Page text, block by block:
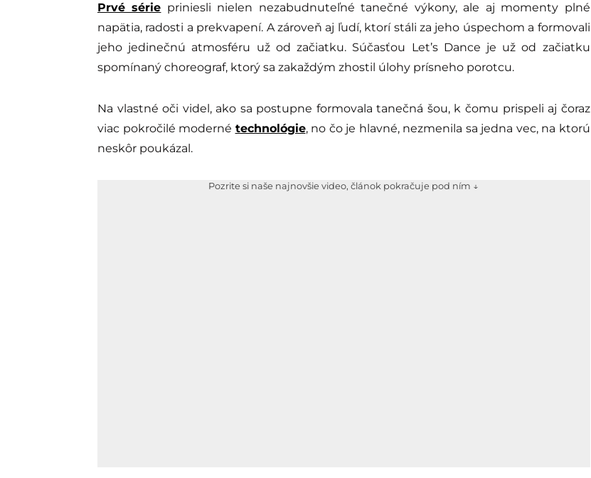
Prvé série priniesli nielen nezabudnuteľné tanečné výkony, ale aj momenty plné
napätia, radosti a prekvapení. A zároveň aj ľudí, ktorí stáli za jeho úspechom a formovali
jeho jedinečnú atmosféru už od začiatku. Súčasťou Let’s Dance je už od začiatku
spomínaný choreograf, ktorý sa zakaždým zhostil úlohy prísneho porotcu.
Na vlastné oči videl, ako sa postupne formovala tanečná šou, k čomu prispeli aj čoraz
viac pokročilé moderné technológie, no čo je hlavné, nezmenila sa jedna vec, na ktorú
neskôr poukázal.
Pozrite si naše najnovšie video, článok pokračuje pod ním ↓